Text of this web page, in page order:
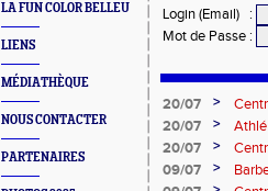
LA FUN COLOR BELLEU
LIENS
MÉDIATHÈQUE
NOUS CONTACTER
PARTENAIRES
Login (Email)
:
Mot de Passe :
20/07 >
20/07
>
20/07
>
09/07
>